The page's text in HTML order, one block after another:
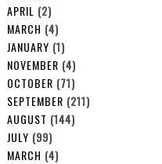
APRIL (2)
MARCH (4)
JANUARY (1)
NOVEMBER (4)
OCTOBER (71)
SEPTEMBER (211)
AUGUST (144)
JULY (99)
MARCH (4)